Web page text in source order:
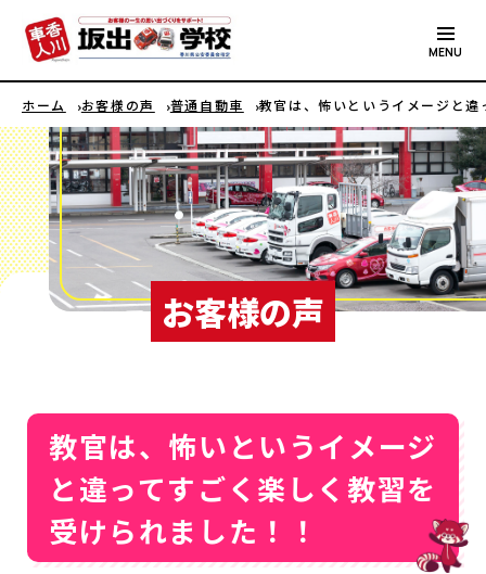
MENU
ホーム お客様の声 普通自動車 教官は、怖いというイメージと
お客様の声
教官は、怖いというイメージ
と違ってすごく楽しく教習を
受けられました！！